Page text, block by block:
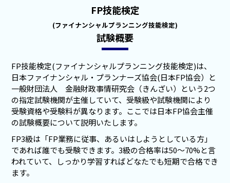
FP技能検定
(ファイナンシャルプランニング技能検定)
試験概要
FP技能検定(ファイナンシャルプランニング技能検定)は、
日本ファイナンシャル・プランナーズ協会(日本FP協会）と
一般財団法人 金融財政事情研究会（きんざい）という2つ
の指定試験機関が主催していて、受験級や試験機関により
受験資格や受験料が異なります。ここでは日本FP協会主催
の試験概要について説明いたします。
FP3級は「FP業務に従事、あるいはしようとしている方」
であれば誰でも受験できます。3級の合格率は50～70%と言
われていて、しっかり学習すればどなたでも短期で合格でき
ます。